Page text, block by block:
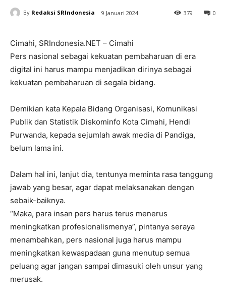
By Redaksi SRIndonesia 9 Januari 2024 0
379
Cimahi, SRIndonesia.NET – Cimahi
Pers nasional sebagai kekuatan pembaharuan di era
digital ini harus mampu menjadikan dirinya sebagai
kekuatan pembaharuan di segala bidang.
Demikian kata Kepala Bidang Organisasi, Komunikasi
Publik dan Statistik Diskominfo Kota Cimahi, Hendi
Purwanda, kepada sejumlah awak media di Pandiga,
belum lama ini.
Dalam hal ini, lanjut dia, tentunya meminta rasa tanggung
jawab yang besar, agar dapat melaksanakan dengan
sebaik-baiknya.
“Maka, para insan pers harus terus menerus
meningkatkan profesionalismenya”, pintanya seraya
menambahkan, pers nasional juga harus mampu
meningkatkan kewaspadaan guna menutup semua
peluang agar jangan sampai dimasuki oleh unsur yang
merusak.